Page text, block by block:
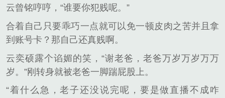
云曾铭哼哼，“谁要你犯贱呢。”
合着自己只要乖巧一点就可以免一顿皮肉之苦并且拿
到账号卡？那自己还真贱啊。
云奕硕露个谄媚的笑，“谢老爸，老爸万岁万岁万万
岁。”刚转身就被老爸一脚踹屁股上。
“着什么急，老子还没说完呢，要是做直播不成咋